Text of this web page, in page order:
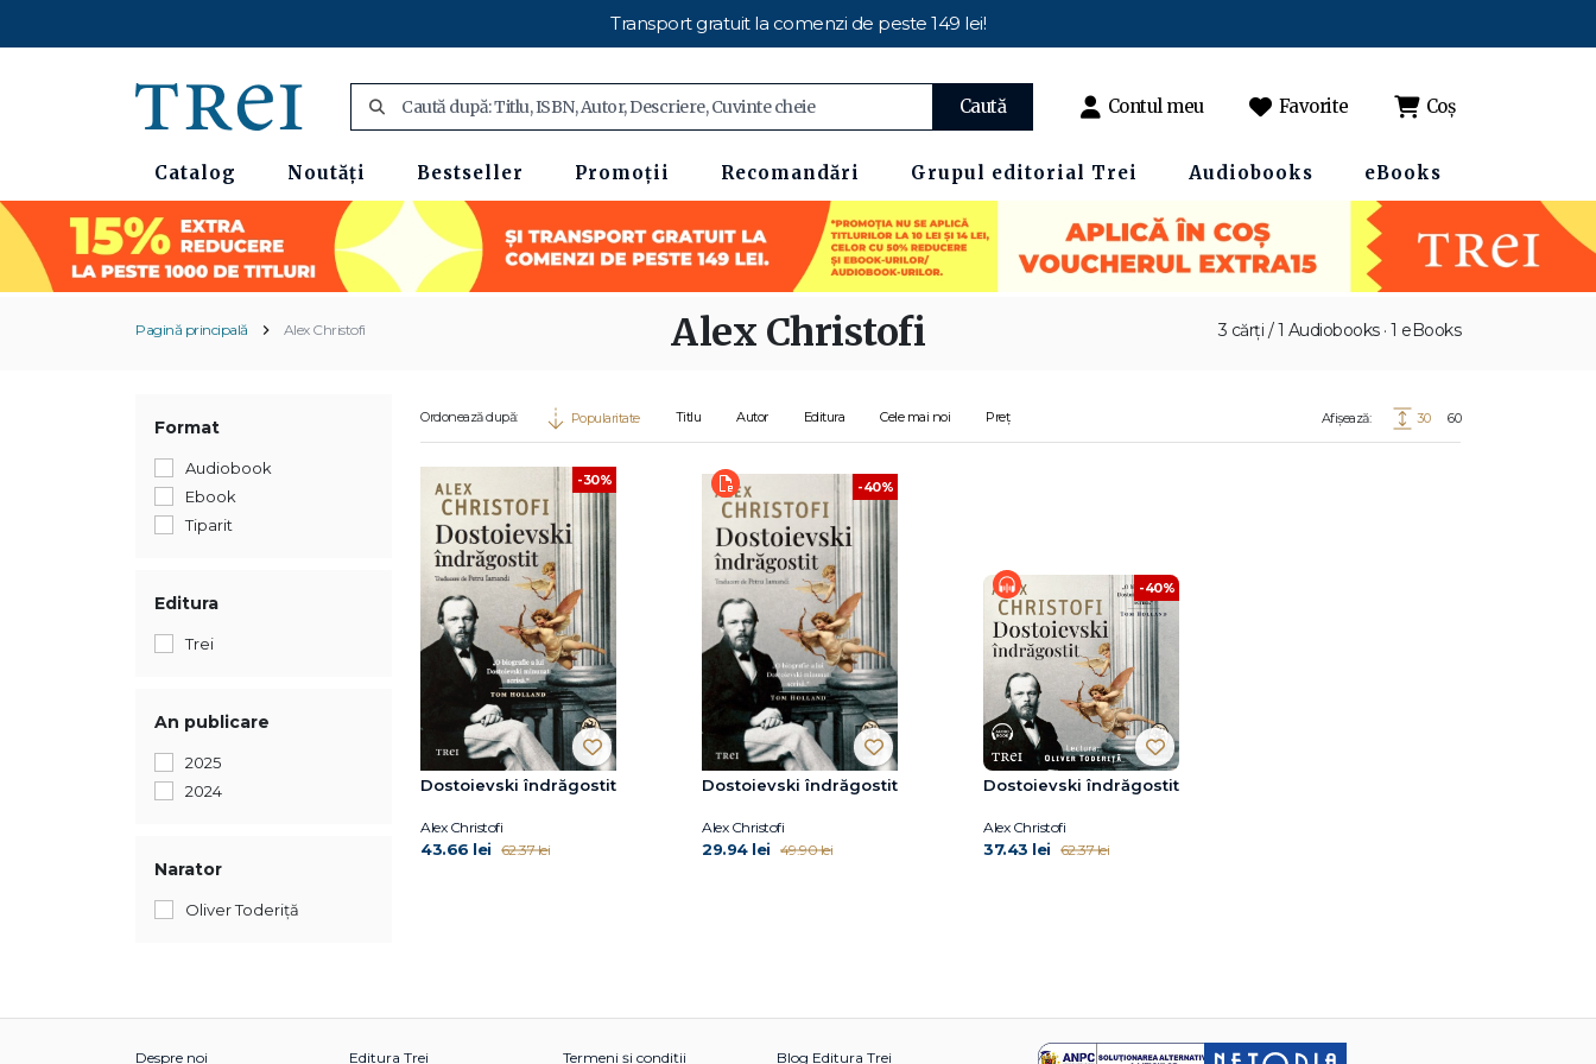
Transport gratuit la comenzi de peste 149 lei!
Caută Contul meu Favorite Coș
Catalog Noutăți Bestseller Promoții Recomandări Grupul editorial Trei Audiobooks eBooks
Pagină principală Alex Christofi 3 cărți / 1 Audiobooks · 1 eBooks
Alex Christofi
Format
Audiobook
Ebook
Tiparit
Editura
Trei
An publicare
2025
2024
Narator
Oliver Toderiță
Ordonează după: Popularitate Titlu Autor Editura Cele mai noi Preț Afișează: 30 60
-30%
Dostoievski îndrăgostit
Alex Christofi
43.66 lei 62.37 lei
-40%
Dostoievski îndrăgostit
Alex Christofi
29.94 lei 49.90 lei
-40%
Dostoievski îndrăgostit
Alex Christofi
37.43 lei 62.37 lei
Despre noi Editura Trei Termeni și condiții Blog Editura Trei